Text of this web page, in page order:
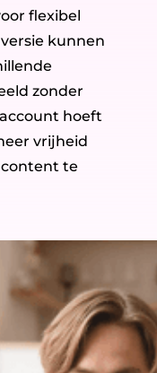
flexibel
kunnen
zonder
hoeft
vrijheid
te